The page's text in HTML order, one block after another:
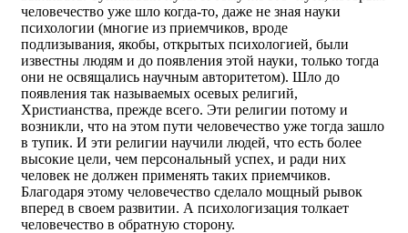
человечество уже шло когда-то, даже не зная науки
психологии (многие из приемчиков, вроде
подлизывания, якобы, открытых психологией, были
известны людям и до появления этой науки, только тогда
они не освящались научным авторитетом). Шло до
появления так называемых осевых религий,
Христианства, прежде всего. Эти религии потому и
возникли, что на этом пути человечество уже тогда зашло
в тупик. И эти религии научили людей, что есть более
высокие цели, чем персональный успех, и ради них
человек не должен применять таких приемчиков.
Благодаря этому человечество сделало мощный рывок
вперед в своем развитии. А психологизация толкает
человечество в обратную сторону.